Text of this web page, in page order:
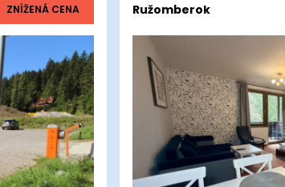
ZNÍŽENÁ CENA Ružomberok